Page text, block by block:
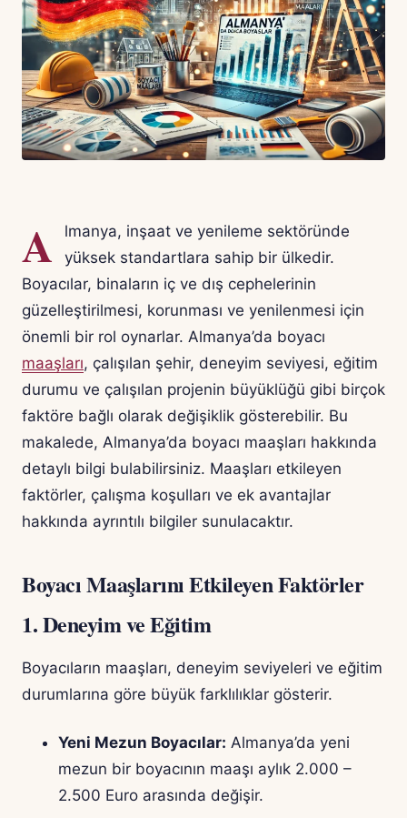
A
lmanya, inşaat ve yenileme sektöründe
yüksek standartlara sahip bir ülkedir.
Boyacılar, binaların iç ve dış cephelerinin
güzelleştirilmesi, korunması ve yenilenmesi için
önemli bir rol oynarlar. Almanya’da boyacı
maaşları, çalışılan şehir, deneyim seviyesi, eğitim
durumu ve çalışılan projenin büyüklüğü gibi birçok
faktöre bağlı olarak değişiklik gösterebilir. Bu
makalede, Almanya’da boyacı maaşları hakkında
detaylı bilgi bulabilirsiniz. Maaşları etkileyen
faktörler, çalışma koşulları ve ek avantajlar
hakkında ayrıntılı bilgiler sunulacaktır.
Boyacı Maaşlarını Etkileyen Faktörler
1. Deneyim ve Eğitim
Boyacıların maaşları, deneyim seviyeleri ve eğitim
durumlarına göre büyük farklılıklar gösterir.
Yeni Mezun Boyacılar: Almanya’da yeni
mezun bir boyacının maaşı aylık 2.000 –
2.500 Euro arasında değişir.